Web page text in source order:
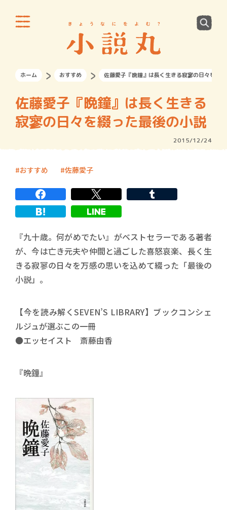
ホーム おすすめ 佐藤愛子『晩鐘』は長く生きる寂寥の日々を綴
佐藤愛子『晩鐘』は長く生きる
寂寥の日々を綴った最後の小説
2015/12/24
おすすめ 佐藤愛子
『九十歳。何がめでたい』がベストセラーである著者
が、今は亡き元夫や仲間と過ごした喜怒哀楽、長く生
きる寂寥の日々を万感の思いを込めて綴った「最後の
小説」。
【今を読み解くSEVEN’S LIBRARY】ブックコンシェ
ルジュが選ぶこの一冊
●エッセイスト 斎藤由香
『晩鐘』